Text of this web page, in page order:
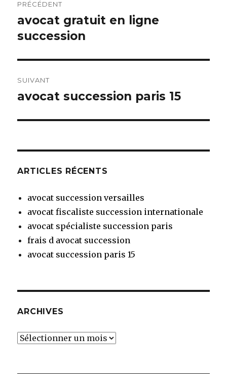
de
l’article
PRÉCÉDENT
Article
précédent :
avocat gratuit en ligne
succession
SUIVANT
Article
avocat succession paris 15
ARTICLES RÉCENTS
avocat succession versailles
avocat fiscaliste succession internationale
avocat spécialiste succession paris
frais d avocat succession
avocat succession paris 15
ARCHIVES
Archives